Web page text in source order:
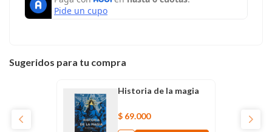
Sugeridos para tu compra
Historia de la magia
$ 69.000